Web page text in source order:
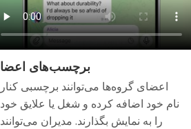
برچسب‌های اعضا
اعضای گروه‌ها می‌توانند برچسبی کنار
نام خود اضافه کرده و شغل یا علایق خود
را به نمایش بگذارند. مدیران می‌توانند